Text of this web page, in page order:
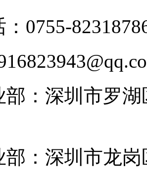
0755-
部：深圳市罗
部：深圳市龙